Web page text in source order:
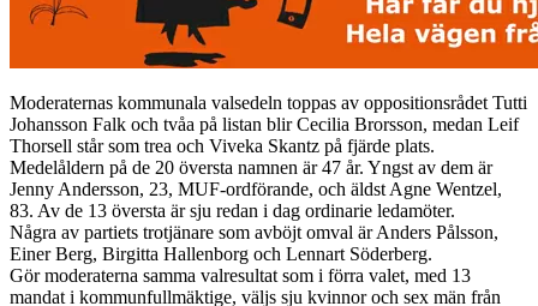
Moderaternas kommunala valsedeln toppas av oppositionsrådet Tutti
Johansson Falk och tvåa på listan blir Cecilia Brorsson, medan Leif
Thorsell står som trea och Viveka Skantz på fjärde plats.
Medelåldern på de 20 översta namnen är 47 år. Yngst av dem är
Jenny Andersson, 23, MUF-ordförande, och äldst Agne Wentzel,
83. Av de 13 översta är sju redan i dag ordinarie ledamöter.
Några av partiets trotjänare som avböjt omval är Anders Pålsson,
Einer Berg, Birgitta Hallenborg och Lennart Söderberg.
Gör moderaterna samma valresultat som i förra valet, med 13
mandat i kommunfullmäktige, väljs sju kvinnor och sex män från